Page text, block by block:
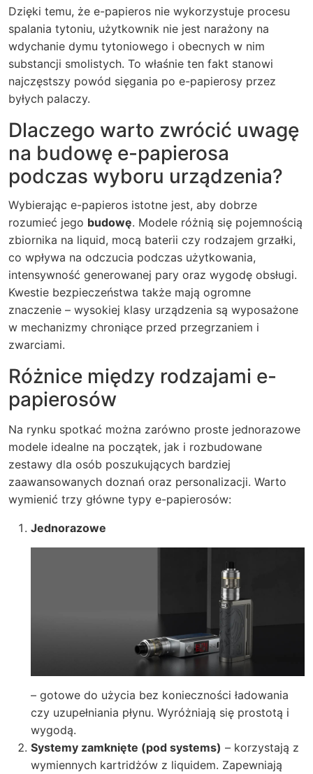
Dzięki temu, że e-papieros nie wykorzystuje procesu
spalania tytoniu, użytkownik nie jest narażony na
wdychanie dymu tytoniowego i obecnych w nim
substancji smolistych. To właśnie ten fakt stanowi
najczęstszy powód sięgania po e-papierosy przez
byłych palaczy.
Dlaczego warto zwrócić uwagę
na budowę e-papierosa
podczas wyboru urządzenia?
Wybierając e-papieros istotne jest, aby dobrze
rozumieć jego budowę. Modele różnią się pojemnością
zbiornika na liquid, mocą baterii czy rodzajem grzałki,
co wpływa na odczucia podczas użytkowania,
intensywność generowanej pary oraz wygodę obsługi.
Kwestie bezpieczeństwa także mają ogromne
znaczenie – wysokiej klasy urządzenia są wyposażone
w mechanizmy chroniące przed przegrzaniem i
zwarciami.
Różnice między rodzajami e-
papierosów
Na rynku spotkać można zarówno proste jednorazowe
modele idealne na początek, jak i rozbudowane
zestawy dla osób poszukujących bardziej
zaawansowanych doznań oraz personalizacji. Warto
wymienić trzy główne typy e-papierosów:
Jednorazowe
– gotowe do użycia bez konieczności ładowania
czy uzupełniania płynu. Wyróżniają się prostotą i
wygodą.
Systemy zamknięte (pod systems) – korzystają z
wymiennych kartridżów z liquidem. Zapewniają